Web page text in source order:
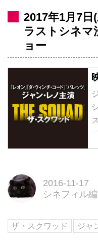
2017年1月7
ラストシネマ
ョー
2016-11-17
シネフィル
ザ・スクワッド ジャ